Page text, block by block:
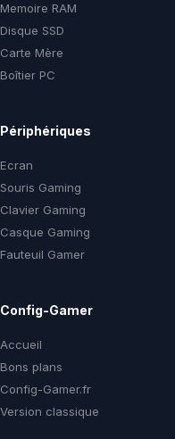
Memoire RAM
Disque SSD
Carte Mère
Boîtier PC
Périphériques
Ecran
Souris Gaming
Clavier Gaming
Casque Gaming
Fauteuil Gamer
Config-Gamer
Accueil
Bons plans
Config-Gamer.fr
Version classique